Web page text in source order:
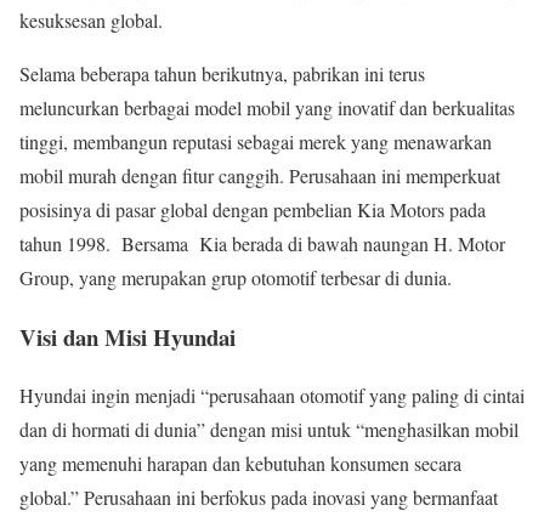
kesuksesan global.
Selama beberapa tahun berikutnya, pabrikan ini terus
meluncurkan berbagai model mobil yang inovatif dan berkualitas
tinggi, membangun reputasi sebagai merek yang menawarkan
mobil murah dengan fitur canggih. Perusahaan ini memperkuat
posisinya di pasar global dengan pembelian Kia Motors pada
tahun 1998. Bersama Kia berada di bawah naungan H. Motor
Group, yang merupakan grup otomotif terbesar di dunia.
Visi dan Misi Hyundai
Hyundai ingin menjadi “perusahaan otomotif yang paling di cintai
dan di hormati di dunia” dengan misi untuk “menghasilkan mobil
yang memenuhi harapan dan kebutuhan konsumen secara
global.” Perusahaan ini berfokus pada inovasi yang bermanfaat